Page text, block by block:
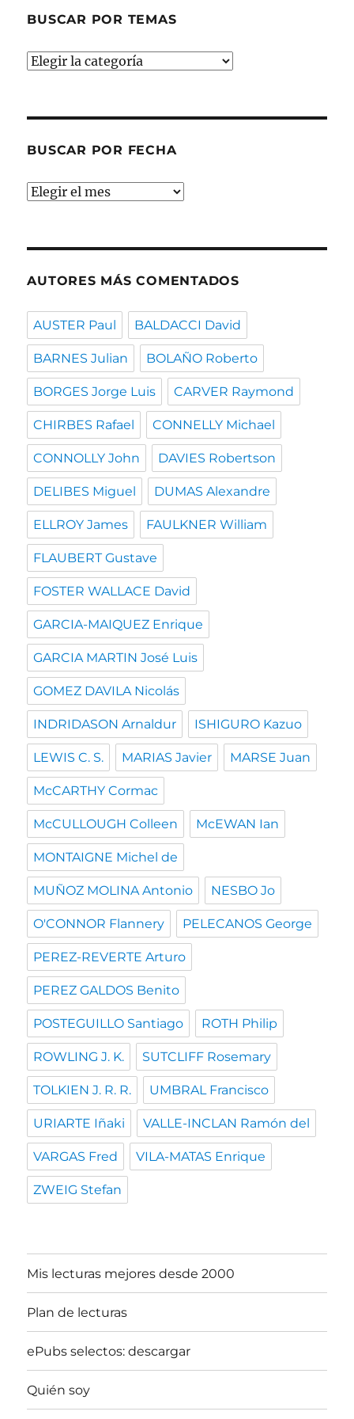
BUSCAR POR TEMAS
Buscar
BUSCAR POR FECHA
Buscar
AUTORES MÁS COMENTADOS
AUSTER Paul BALDACCI David
BARNES Julian BOLAÑO Roberto
BORGES Jorge Luis CARVER Raymond
CHIRBES Rafael CONNELLY Michael
CONNOLLY John DAVIES Robertson
DELIBES Miguel DUMAS Alexandre
ELLROY James FAULKNER William
FLAUBERT Gustave
FOSTER WALLACE David
GARCIA-MAIQUEZ Enrique
GARCIA MARTIN José Luis
GOMEZ DAVILA Nicolás
INDRIDASON Arnaldur ISHIGURO Kazuo
LEWIS C. S. MARIAS Javier MARSE Juan
McCARTHY Cormac
McCULLOUGH Colleen McEWAN Ian
MONTAIGNE Michel de
MUÑOZ MOLINA Antonio NESBO Jo
O'CONNOR Flannery PELECANOS George
PEREZ-REVERTE Arturo
PEREZ GALDOS Benito
POSTEGUILLO Santiago ROTH Philip
ROWLING J. K. SUTCLIFF Rosemary
TOLKIEN J. R. R. UMBRAL Francisco
URIARTE Iñaki VALLE-INCLAN Ramón del
VARGAS Fred VILA-MATAS Enrique
ZWEIG Stefan
Mis lecturas mejores desde 2000
Plan de lecturas
ePubs selectos: descargar
Quién soy